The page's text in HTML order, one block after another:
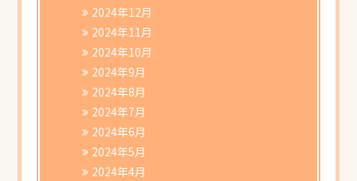
2024年12月
2024年11月
2024年10月
2024年9月
2024年8月
2024年7月
2024年6月
2024年5月
2024年4月